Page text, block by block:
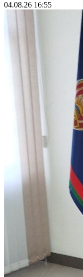
04.08.26 16:55